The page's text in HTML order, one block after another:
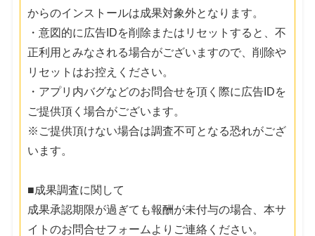
からのインストールは成果対象外となります。
・意図的に広告IDを削除またはリセットすると、不
正利用とみなされる場合がございますので、削除や
リセットはお控えください。
・アプリ内バグなどのお問合せを頂く際に広告IDを
ご提供頂く場合がございます。
※ご提供頂けない場合は調査不可となる恐れがござ
います。
■成果調査に関して
成果承認期限が過ぎても報酬が未付与の場合、本サ
イトのお問合せフォームよりご連絡ください。